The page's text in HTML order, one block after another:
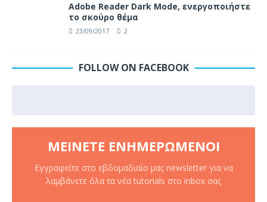
Adobe Reader Dark Mode, ενεργοποιήστε
το σκούρο θέμα
23/09/2017 2
FOLLOW ON FACEBOOK
ΜΕΊΝΕΤΕ ΕΝΗΜΕΡΩΜΈΝΟΙ
Εγγραφείτε στο εβδομαδιαίο μας newsletter για να
λαμβάνετε όλα τα νέα tutorials στο inbox σας